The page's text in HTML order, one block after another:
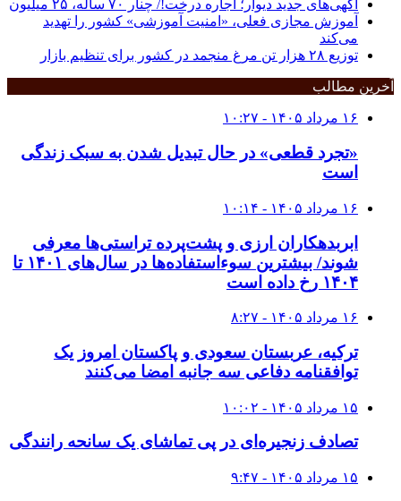
آگهی‌های جدید دیوار؛ اجاره درخت!/ چنار ٧٠ ساله، ٢۵ میلیون
آموزش مجازی فعلی، «امنیت آموزشی» کشور را تهدید
می‌کند
توزیع ۲۸ هزار تن مرغ منجمد در کشور برای تنظیم بازار
آخرین مطالب
۱۶ مرداد ۱۴۰۵ - ۱۰:۲۷
«تجرد قطعی» در حال تبدیل شدن به سبک زندگی
است
۱۶ مرداد ۱۴۰۵ - ۱۰:۱۴
ابربدهکاران ارزی و پشت‌پرده تراستی‌ها معرفی
شوند/ بیشترین سوءاستفاده‌ها در سال‌های ۱۴۰۱ تا
۱۴۰۴ رخ داده است
۱۶ مرداد ۱۴۰۵ - ۸:۲۷
ترکیه، عربستان سعودی و پاکستان امروز یک
توافقنامه دفاعی سه جانبه امضا می‌کنند
۱۵ مرداد ۱۴۰۵ - ۱۰:۰۲
تصادف زنجیره‌ای در پی تماشای یک سانحه رانندگی
۱۵ مرداد ۱۴۰۵ - ۹:۴۷